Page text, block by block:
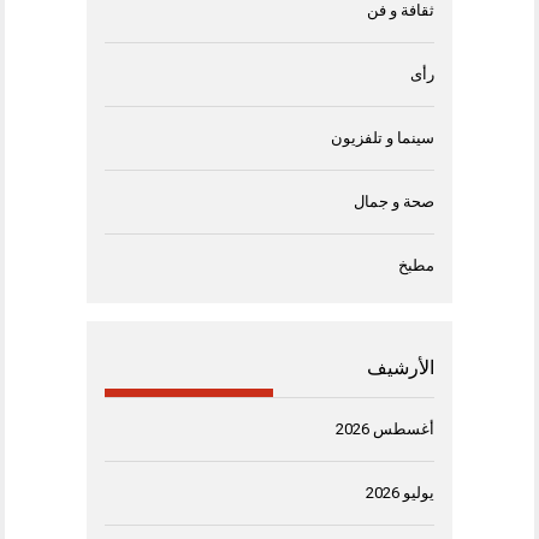
ثقافة و فن
رأى
سينما و تلفزيون
صحة و جمال
مطبخ
الأرشيف
أغسطس 2026
يوليو 2026